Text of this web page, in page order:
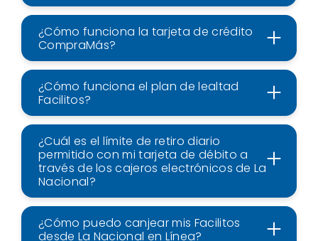
¿Cómo funciona la tarjeta de crédito
CompraMás?
¿Cómo funciona el plan de lealtad
Facilitos?
¿Cuál es el límite de retiro diario
permitido con mi tarjeta de débito a
través de los cajeros electrónicos de La
Nacional?
¿Cómo puedo canjear mis Facilitos
desde La Nacional en Línea?